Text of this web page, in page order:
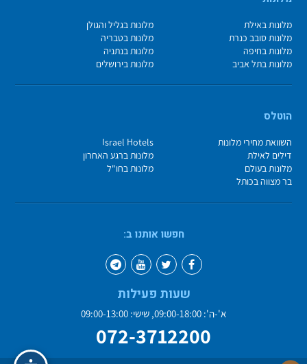
מלונות באילת
מלונות בגליל והגולן
מלונות סובב כנרת
מלונות בטבריה
מלונות בחיפה
מלונות בנתניה
מלונות בתל אביב
מלונות בירושלים
הוטלס
השוואת מחירי מלונות
Israel Hotels
דילים לאילת
מלונות ברגע האחרון
מלונות בעולם
מלונות בחו"ל
בר מצווה בכותל
חפשו אותנו ב:
שעות פעילות
א'-ה': 09:00-18:00, שישי: 09:00-13:00
072-3712200